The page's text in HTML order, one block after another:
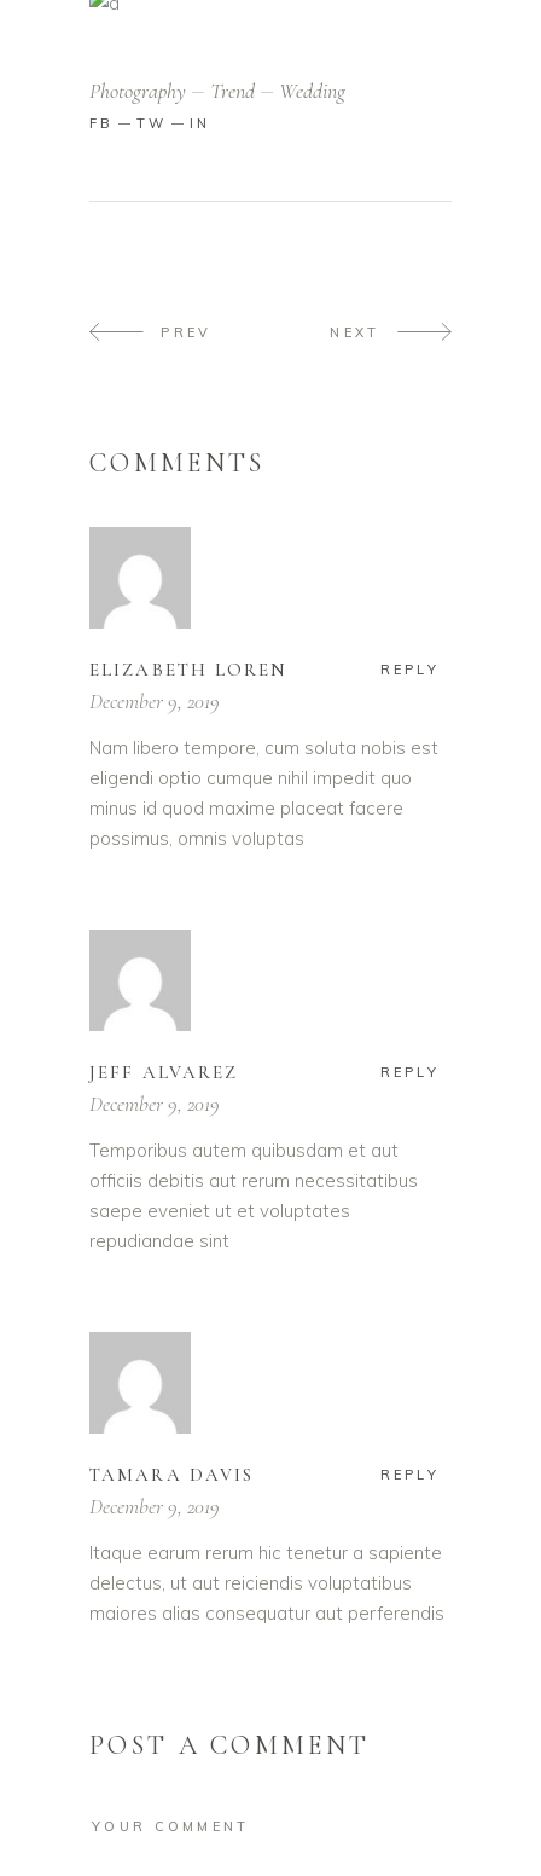
Photography Trend Wedding
FB TW IN
PREV NEXT
COMMENTS
ELIZABETH LOREN REPLY
December 9, 2019
Nam libero tempore, cum soluta nobis est
eligendi optio cumque nihil impedit quo
minus id quod maxime placeat facere
possimus, omnis voluptas
JEFF ALVAREZ REPLY
December 9, 2019
Temporibus autem quibusdam et aut
officiis debitis aut rerum necessitatibus
saepe eveniet ut et voluptates
repudiandae sint
TAMARA DAVIS REPLY
December 9, 2019
Itaque earum rerum hic tenetur a sapiente
delectus, ut aut reiciendis voluptatibus
maiores alias consequatur aut perferendis
POST A COMMENT